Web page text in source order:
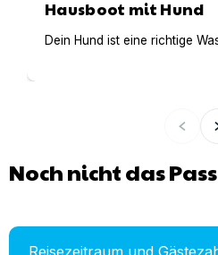
Hausboot mit Hund
Dein Hund ist eine richtige
Noch nicht das
Reisezeitraum und